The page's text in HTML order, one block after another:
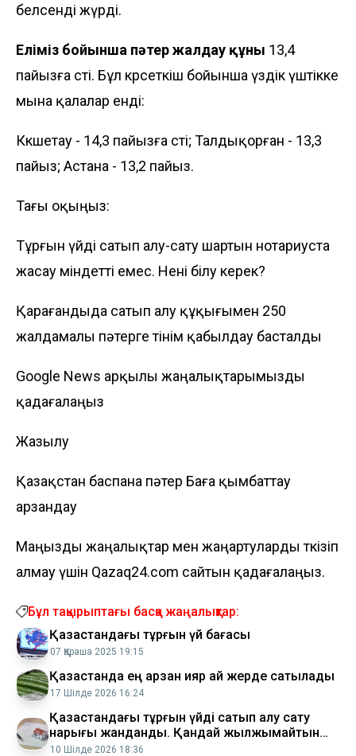
белсенді жүрді.
Еліміз бойынша пәтер жалдау құны 13,4
пайызға өсті. Бұл көрсеткіш бойынша үздік үштікке
мына қалалар енді:
Көкшетау - 14,3 пайызға өсті; Талдықорған - 13,3
пайыз; Астана - 13,2 пайыз.
Тағы оқыңыз:
Тұрғын үйді сатып алу-сату шартын нотариуста
жасау міндетті емес. Нені білу керек?
Қарағандыда сатып алу құқығымен 250
жалдамалы пәтерге өтінім қабылдау басталды
Google News арқылы жаңалықтарымызды
қадағалаңыз
Жазылу
Қазақстан баспана пәтер Баға қымбаттау
арзандау
Маңызды жаңалықтар мен жаңартуларды өткізіп
алмау үшін Qazaq24.com сайтын қадағалаңыз.
Бұл тақырыптағы басқа жаңалықтар:
Қазақстандағы тұрғын үй бағасы
07 Қараша 2025 19:15
Қазақстанда ең арзан қияр қай жерде сатылады
17 Шілде 2026 16:24
Қазақстандағы тұрғын үйді сатып алу сату
нарығы жанданды. Қандай жылжымайтын
мүлік трендте?
10 Шілде 2026 18:36